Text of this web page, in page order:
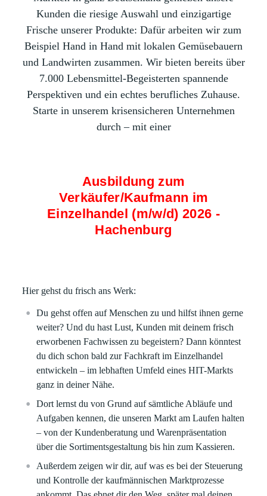
Kunden die riesige Auswahl und einzigartige
Frische unserer Produkte: Dafür arbeiten wir zum
Beispiel Hand in Hand mit lokalen Gemüsebauern
und Landwirten zusammen. Wir bieten bereits über
7.000 Lebensmittel-Begeisterten spannende
Perspektiven und ein echtes berufliches Zuhause.
Starte in unserem krisensicheren Unternehmen
durch – mit einer
Ausbildung zum
Verkäufer/Kaufmann im
Einzelhandel (m/w/d) 2026 -
Hachenburg
Hier gehst du frisch ans Werk:
Du gehst offen auf Menschen zu und hilfst ihnen gerne
weiter? Und du hast Lust, Kunden mit deinem frisch
erworbenen Fachwissen zu begeistern? Dann könntest
du dich schon bald zur Fachkraft im Einzelhandel
entwickeln – im lebhaften Umfeld eines HIT-Markts
ganz in deiner Nähe.
Dort lernst du von Grund auf sämtliche Abläufe und
Aufgaben kennen, die unseren Markt am Laufen halten
– von der Kundenberatung und Warenpräsentation
über die Sortimentsgestaltung bis hin zum Kassieren.
Außerdem zeigen wir dir, auf was es bei der Steuerung
und Kontrolle der kaufmännischen Marktprozesse